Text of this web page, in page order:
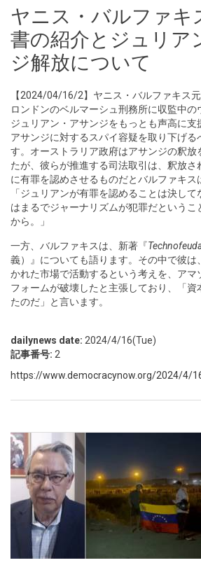
ヤニス・バルファキ
書の紹介とジュリア
ジ解放について
【2024/04/16/2】ヤニス・バルファキス
ロンドンのベルマーシュ刑務所に収監中
ジュリアン・アサンジをもっとも声高に支
アサンジに対するスパイ容疑を取り下げる
す。オーストラリア政府はアサンジの釈放
たが、彼らが推進する司法取引は、釈放さ
に有罪を認めさせるものだとバルファキス
「ジュリアンが有罪を認めることは決し
はまるでジャーナリズムが犯罪だというこ
から。」
一方、バルファキスは、新著『
義）』についても語ります。その中で彼は
かれた市場で活動するという考えを、アマ
フォームが破壊したと主張しており、「
たのだ」と言います。
dailynews date: 2024/4/16(Tue)
記事番号: 2
https://www.democracynow.org/2024/4/